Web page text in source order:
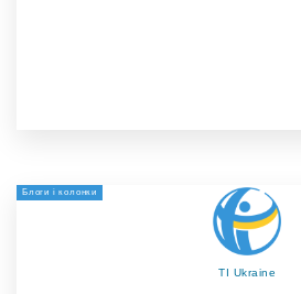
Блоги і колонки
TI Ukraine